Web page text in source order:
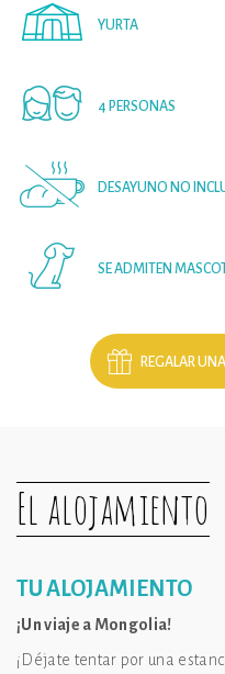
YURTA
4 PERSONAS
DESAYUNO NO
SE ADMITEN
REGALAR
El alojamiento
TU ALOJAMIENTO
¡Un viaje a Mongolia!
¡Déjate tentar por una